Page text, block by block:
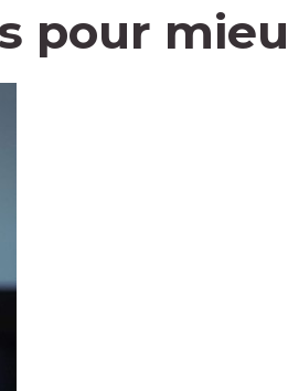
pour